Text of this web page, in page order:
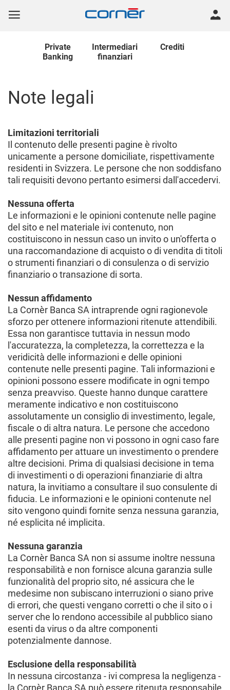
Private
Banking
Intermediari
finanziari
Crediti
Note legali
Limitazioni territoriali
Il contenuto delle presenti pagine è rivolto
unicamente a persone domiciliate, rispettivamente
residenti in Svizzera. Le persone che non soddisfano
tali requisiti devono pertanto esimersi dall'accedervi.
Nessuna offerta
Le informazioni e le opinioni contenute nelle pagine
del sito e nel materiale ivi contenuto, non
costituiscono in nessun caso un invito o un'offerta o
una raccomandazione di acquisto o di vendita di titoli
o strumenti finanziari o di consulenza o di servizio
finanziario o transazione di sorta.
Nessun affidamento
La Cornèr Banca SA intraprende ogni ragionevole
sforzo per ottenere informazioni ritenute attendibili.
Essa non garantisce tuttavia in nessun modo
l'accuratezza, la completezza, la correttezza e la
veridicità delle informazioni e delle opinioni
contenute nelle presenti pagine. Tali informazioni e
opinioni possono essere modificate in ogni tempo
senza preavviso. Queste hanno dunque carattere
meramente indicativo e non costituiscono
assolutamente un consiglio di investimento, legale,
fiscale o di altra natura. Le persone che accedono
alle presenti pagine non vi possono in ogni caso fare
affidamento per attuare un investimento o prendere
altre decisioni. Prima di qualsiasi decisione in tema
di investimenti o di operazioni finanziarie di altra
natura, la invitiamo a consultare il suo consulente di
fiducia. Le informazioni e le opinioni contenute nel
sito vengono quindi fornite senza nessuna garanzia,
né esplicita né implicita.
Nessuna garanzia
La Cornèr Banca SA non si assume inoltre nessuna
responsabilità e non fornisce alcuna garanzia sulle
funzionalità del proprio sito, né assicura che le
medesime non subiscano interruzioni o siano prive
di errori, che questi vengano corretti o che il sito o i
server che lo rendono accessibile al pubblico siano
esenti da virus o da altre componenti
potenzialmente dannose.
Esclusione della responsabilità
In nessuna circostanza - ivi compresa la negligenza -
la Cornèr Banca SA può essere ritenuta responsabile